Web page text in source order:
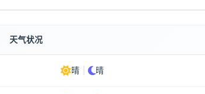
天气状况
晴 晴